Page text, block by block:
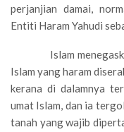
perjanjian damai,
Entiti Haram Yahudi
Islam menegaskan
Islam yang haram
kerana di dalamnya
umat Islam, dan ia
tanah yang wajib